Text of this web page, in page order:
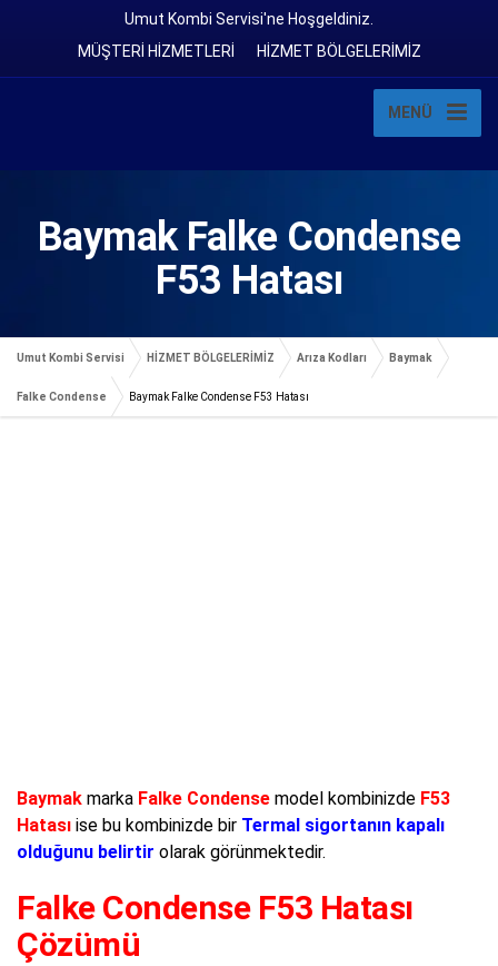
Umut Kombi Servisi'ne Hoşgeldiniz.
MÜŞTERİ HİZMETLERİ
HİZMET BÖLGELERİMİZ
MENÜ
Baymak Falke Condense
F53 Hatası
Umut Kombi Servisi HİZMET BÖLGELERİMİZ Arıza Kodları Baymak
Falke Condense Baymak Falke Condense F53 Hatası
Baymak marka Falke Condense model kombinizde F53
Hatası ise bu kombinizde bir Termal sigortanın kapalı
olduğunu belirtir olarak görünmektedir.
Falke Condense F53 Hatası
Çözümü